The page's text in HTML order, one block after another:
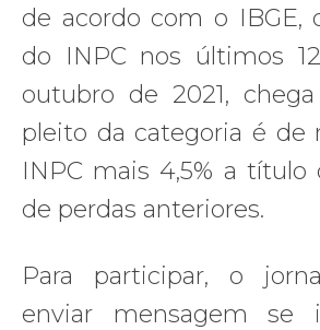
de acordo com o IBGE,
do INPC nos últimos
outubro de 2021, chega
pleito da categoria é de
INPC mais 4,5% a título
de perdas anteriores.
Para participar, o
enviar mensagem se